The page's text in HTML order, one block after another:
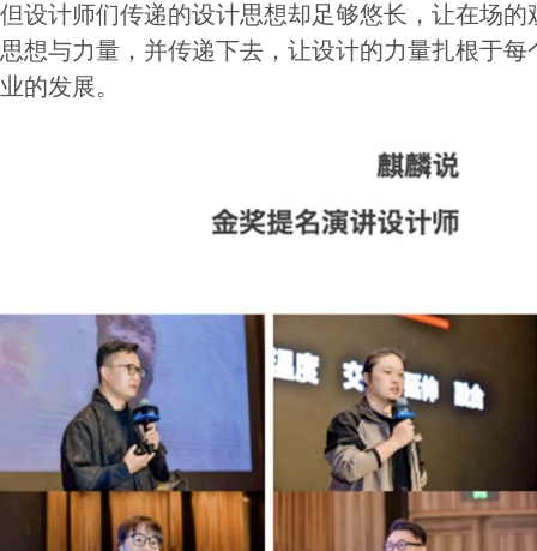
但设计师们传递的设计思想却足够悠长，让在场
思想与力量，并传递下去，让设计的力量扎根于
业的发展。